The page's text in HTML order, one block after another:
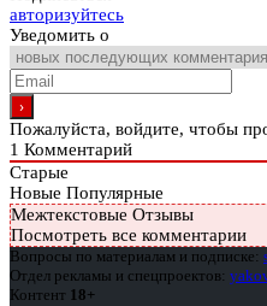
авторизуйтесь
Уведомить о
Пожалуйста, войдите, чтобы
1 Комментарий
Старые
Новые Популярные
Межтекстовые Отзывы
Посмотреть все комментарии
Вопросы по материалам и подписке:
Отдел рекламы и спецпроектов:
Контент 18+